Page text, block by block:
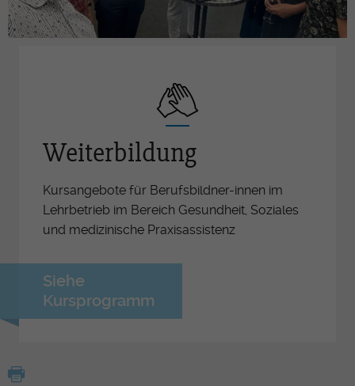
Weiterbildung
Kursangebote für Berufsbildner-innen im
Lehrbetrieb im Bereich Gesundheit, Soziales
und medizinische Praxisassistenz
Siehe
Kursprogramm